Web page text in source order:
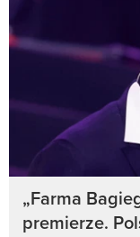
„Farma
premierze.